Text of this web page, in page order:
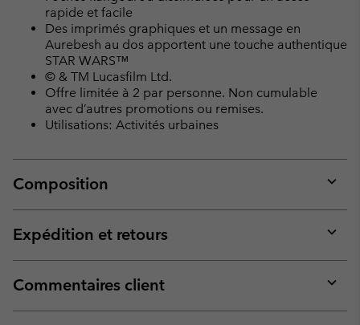
rapide et facile
Des imprimés graphiques et un message en
Aurebesh au dos apportent une touche authentique
STAR WARS™
© & TM Lucasfilm Ltd.
Offre limitée à 2 par personne. Non cumulable
avec d’autres promotions ou remises.
Utilisations: Activités urbaines
Composition
or
Expédition et retours
or
Commentaires client
or